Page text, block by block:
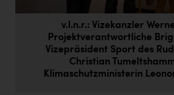
ERLUS AG
everfield
Firmenradl
v.l.n.r.: Vizekanzler
Projektverantwortliche
Vizepräsident Sport des
Christian
Klimaschutzministerin